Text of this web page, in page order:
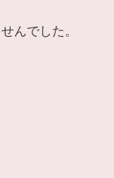
んでした。